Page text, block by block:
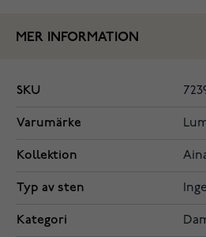
MER INFORMATION
SKU
Varumärke
Kollektion
Typ av sten
Kategori